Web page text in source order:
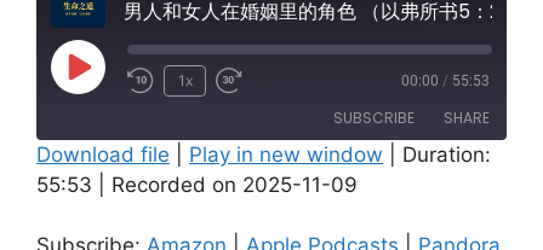
Play
1x 00:00 / 55:53
SUBSCRIBE SHARE
Amazon Apple Podcasts
SHARE
LINK
Download file Play in new window
Duration:
55:53
Recorded on 2025-11-09